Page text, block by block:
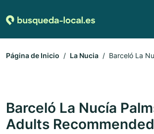
Página de Inicio La Nucia
Barceló La
Barceló La Nucía
Adults Recommended